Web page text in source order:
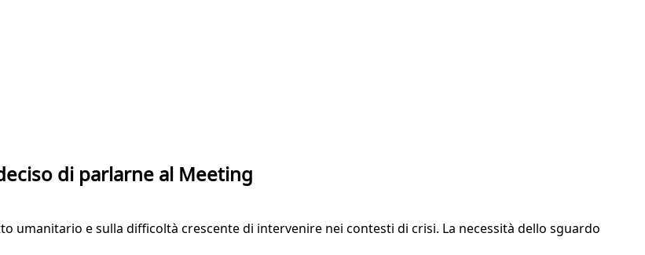
di parlarne al Meeting
umanitario e sulla difficoltà crescente di intervenire nei contesti di crisi. La necessità dello sguardo